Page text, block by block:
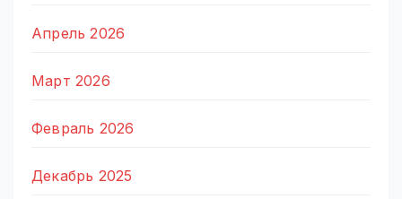
Апрель 2026
Март 2026
Февраль 2026
Декабрь 2025